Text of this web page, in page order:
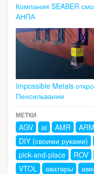
Компания SEABER
АНПА
Impossible Metals
Пенсильвании
МЕТКИ
AGV ai AMR ARM
DIY (своими руками)
pick-and-place
ROV
VTOL
аватары